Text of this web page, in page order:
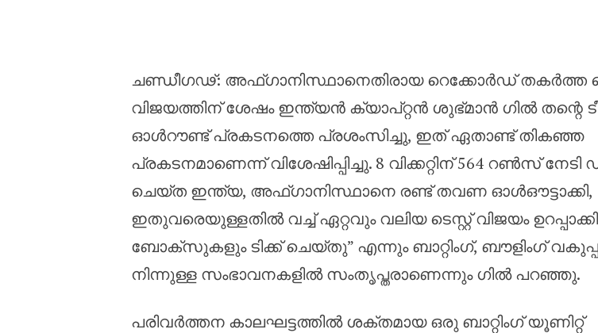
‘നമ്മുടെ ബൗളിംഗ് ഗ്രൂപ്പിന് എവിടെയും 20
ചണ്ഡീഗഢ്: അഫ്ഗാനിസ്ഥാനെതിരായ റെക്കോർഡ് തകർത്ത
വിജയത്തിന് ശേഷം ഇന്ത്യൻ ക്യാപ്റ്റൻ ശുഭ്മാൻ ഗിൽ തന്റെ
ഓൾറൗണ്ട് പ്രകടനത്തെ പ്രശംസിച്ചു, ഇത് ഏതാണ്ട് തികഞ്ഞ
പ്രകടനമാണെന്ന് വിശേഷിപ്പിച്ചു. 8 വിക്കറ്റിന് 564 റൺസ്
ചെയ്ത ഇന്ത്യ, അഫ്ഗാനിസ്ഥാനെ രണ്ട് തവണ ഓൾഔട്ടാക്കി,
ഇതുവരെയുള്ളതിൽ വച്ച് ഏറ്റവും വലിയ ടെസ്റ്റ് വിജയം
ബോക്സുകളും ടിക്ക് ചെയ്തു” എന്നും ബാറ്റിംഗ്, ബൗളിംഗ്
നിന്നുള്ള സംഭാവനകളിൽ സംതൃപ്തരാണെന്നും ഗിൽ പറഞ്ഞു.
പരിവർത്തന കാലഘട്ടത്തിൽ ശക്തമായ ഒരു ബാറ്റിംഗ് യൂണിറ്റ്